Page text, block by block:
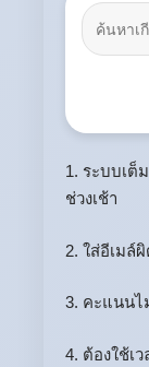
1. ระบบเต็
ช่วงเช้า
2. ใส่อีเมล์
3. คะแนน
4. ต้องใช้เ